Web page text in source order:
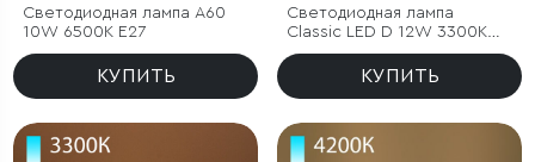
Светодиодная лампа А60
10W 6500K Е27
КУПИТЬ
Светодиодная лампа
Classic LED D 12W 3300K
E27 А60
КУПИТЬ